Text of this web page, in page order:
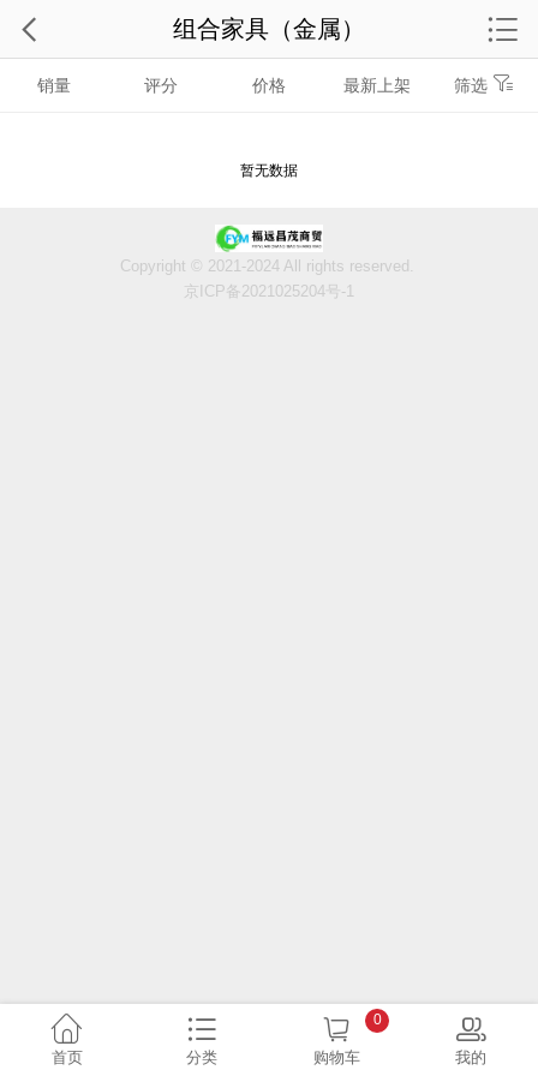
销量 评分 价格 最新上架 筛选
暂无数据
组合家具（金属）
Copyright © 2021-2024 All rights reserved.
京ICP备2021025204号-1
首页 分类 购物车
0
我的